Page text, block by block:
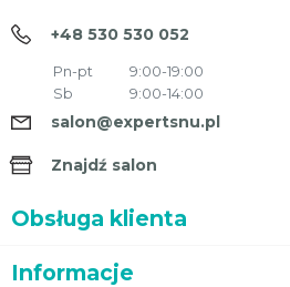
+48 530 530 052
Pn-pt
9:00-19:00
Sb
9:00-14:00
salon@expertsnu.pl
Znajdź salon
Obsługa klienta
Informacje